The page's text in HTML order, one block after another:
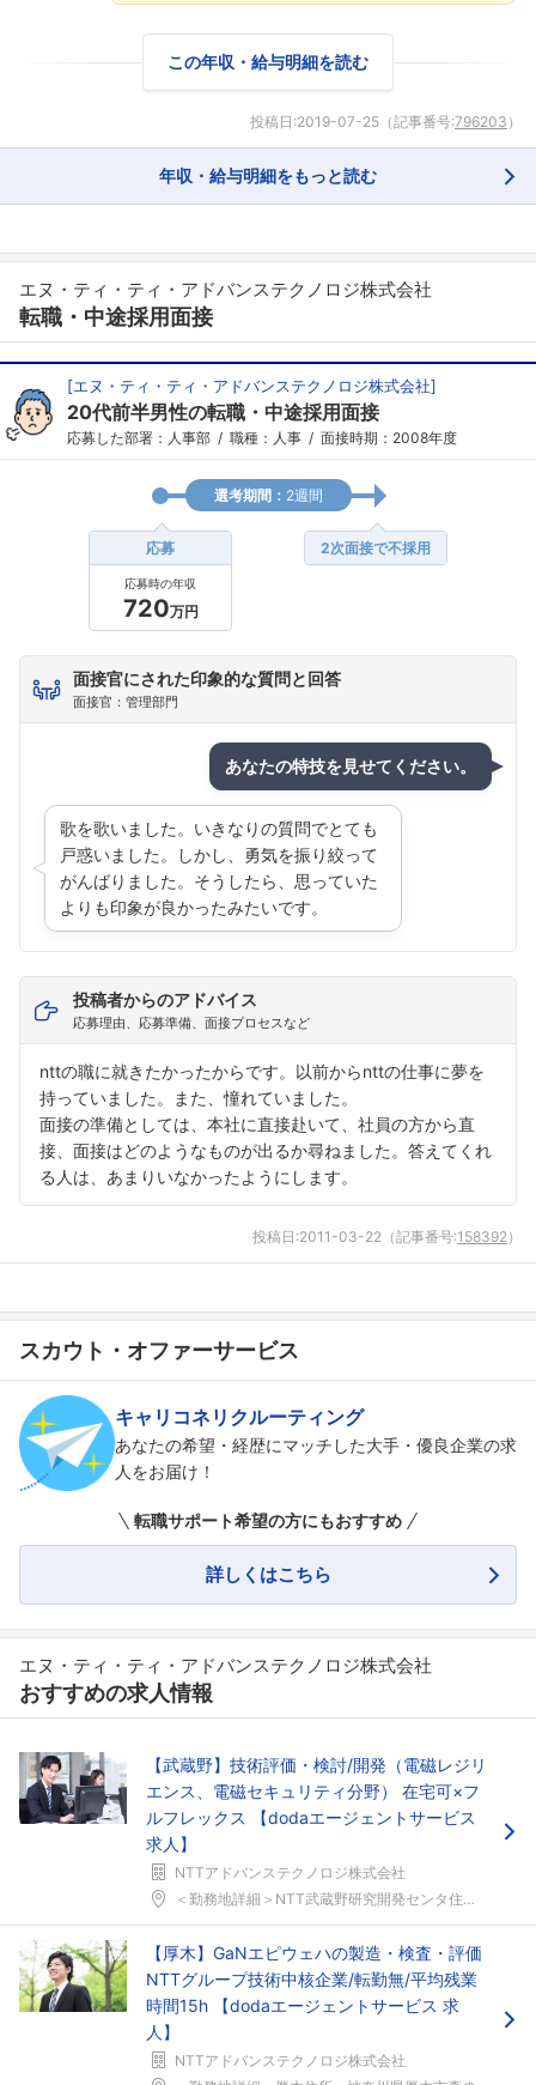
こちらの企業もフォローしませんか？
この年収・給与明細を読む
投稿日:2019-07-25 （記事番号:796203 ）
年収・給与明細をもっと読む
エヌ・ティ・ティ・アドバンステクノロジ株式会社
転職・中途採用面接
[エヌ・ティ・ティ・アドバンステクノロジ株式会社]
20代前半男性の転職・中途採用面接
応募した部署：人事部 職種：人事 面接時期：2008年度
選考期間： 2週間
応募
応募時の年収
720万円
2次面接で不採用
面接官にされた印象的な質問と回答
面接官：管理部門
あなたの特技を見せてください。
歌を歌いました。いきなりの質問でとても
戸惑いました。しかし、勇気を振り絞って
がんばりました。そうしたら、思っていた
よりも印象が良かったみたいです。
投稿者からのアドバイス
応募理由、応募準備、面接プロセスなど
nttの職に就きたかったからです。以前からnttの仕事に夢を
持っていました。また、憧れていました。
面接の準備としては、本社に直接赴いて、社員の方から直
接、面接はどのようなものが出るか尋ねました。答えてくれ
る人は、あまりいなかったようにします。
投稿日:2011-03-22 （記事番号:158392）
スカウト・オファーサービス
キャリコネリクルーティング
あなたの希望・経歴にマッチした大手・優良企業の求
人をお届け！
転職サポート希望の方にもおすすめ
詳しくはこちら
エヌ・ティ・ティ・アドバンステクノロジ株式会社
おすすめの求人情報
【武蔵野】技術評価・検討/開発（電磁レジリ
エンス、電磁セキュリティ分野） 在宅可×フ
ルフレックス 【dodaエージェントサービス
求人】
NTTアドバンステクノロジ株式会社
＜勤務地詳細＞NTT武蔵野研究開発センタ住所：東京...
【厚木】GaNエピウェハの製造・検査・評価
NTTグループ技術中核企業/転勤無/平均残業
時間15h 【dodaエージェントサービス 求
人】
NTTアドバンステクノロジ株式会社